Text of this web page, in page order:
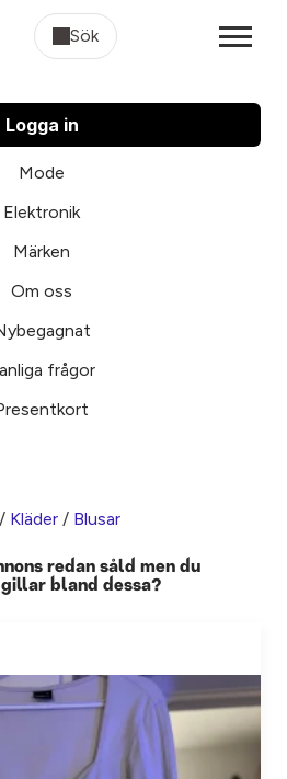
Sök
Logga in
Mode
Elektronik
Märken
Om oss
frågor
/ Kläder / Blusar
redan såld men du
bland dessa?